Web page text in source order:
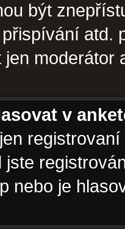
být
atd.
moderátor
v
nebo je